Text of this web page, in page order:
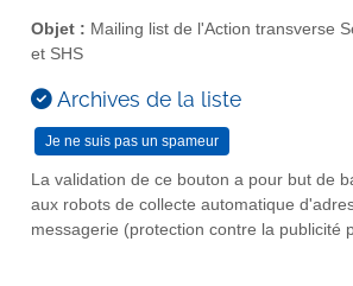
Objet : Mailing list de l'Action transverse
et SHS
Archives de la liste
La validation de ce bouton a pour but de
aux robots de collecte automatique
messagerie (protection contre la publicité